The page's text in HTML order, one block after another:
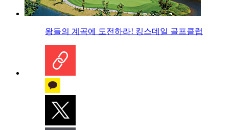
왕들의 계곡에 도전하라! 킹스데일 골프클럽